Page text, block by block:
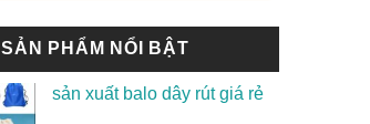
SẢN PHẨM NỔI BẬT
sản xuất balo dây rút giá rẻ